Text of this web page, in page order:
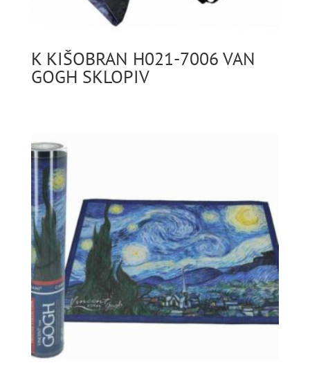
K KIŠOBRAN H021-7006 VAN
GOGH SKLOPIV